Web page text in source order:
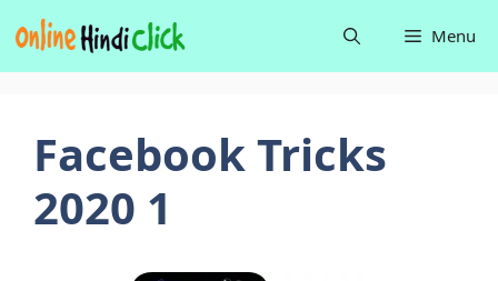
to
content
Menu
Facebook Tricks
2020 1